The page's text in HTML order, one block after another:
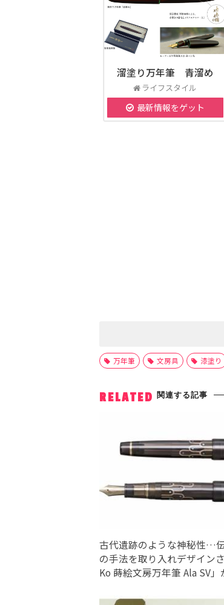
溜塗り万年筆 青溜め
ライフスタイル
最新情報をゲット
万年筆 文房具 漆塗り
RELATED 関連する記事
古代遺跡のような神秘性…伝
の手法を取り入れデザイン
Ko 蒔絵文房万年筆 Ala SV」